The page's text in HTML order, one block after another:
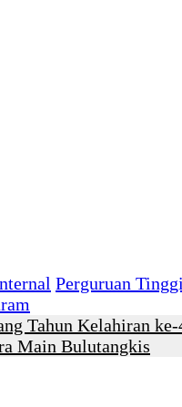
Perguruan Tinggi
Tahun Kelahiran ke-
Main Bulutangkis